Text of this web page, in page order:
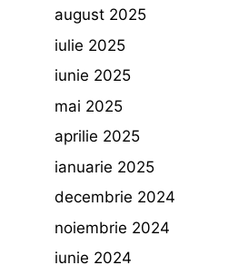
august 2025
iulie 2025
iunie 2025
mai 2025
aprilie 2025
ianuarie 2025
decembrie 2024
noiembrie 2024
iunie 2024